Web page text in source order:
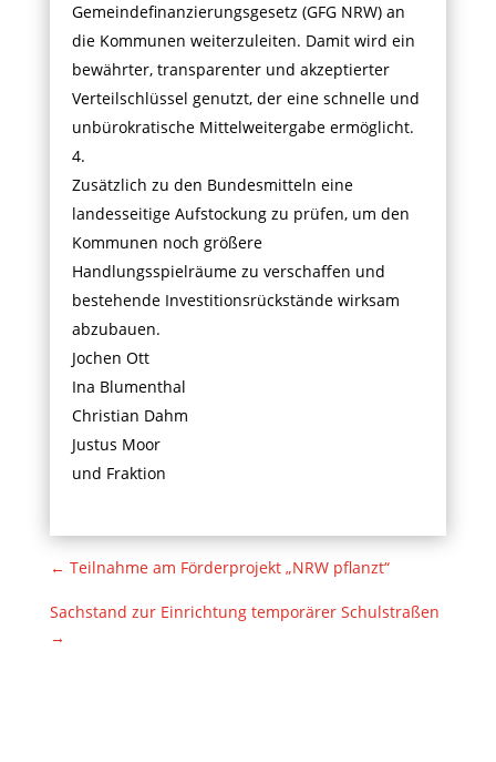
Gemeindefinanzierungsgesetz (GFG NRW) an
die Kommunen weiterzuleiten. Damit wird ein
bewährter, transparenter und akzeptierter
Verteilschlüssel genutzt, der eine schnelle und
unbürokratische Mittelweitergabe ermöglicht.
4.
Zusätzlich zu den Bundesmitteln eine
landesseitige Aufstockung zu prüfen, um den
Kommunen noch größere
Handlungsspielräume zu verschaffen und
bestehende Investitionsrückstände wirksam
abzubauen.
Jochen Ott
Ina Blumenthal
Christian Dahm
Justus Moor
und Fraktion
← Teilnahme am Förderprojekt „NRW pflanzt“
Sachstand zur Einrichtung temporärer Schulstraßen
→